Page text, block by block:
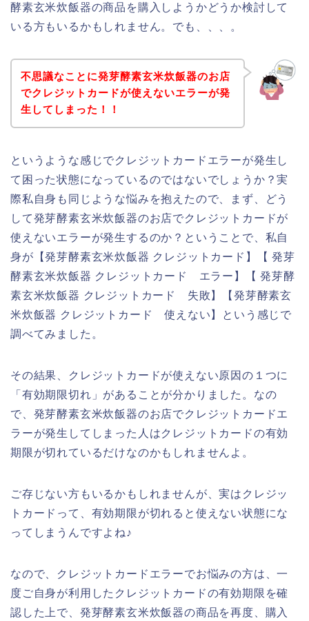
酵素玄米炊飯器の商品を購入しようかどうか検討して
いる方もいるかもしれません。でも、、、。
不思議なことに発芽酵素玄米炊飯器のお店
でクレジットカードが使えないエラーが発
生してしまった！！
というような感じでクレジットカードエラーが発生し
て困った状態になっているのではないでしょうか？実
際私自身も同じような悩みを抱えたので、まず、どう
して発芽酵素玄米炊飯器のお店でクレジットカードが
使えないエラーが発生するのか？ということで、私自
身が【発芽酵素玄米炊飯器 クレジットカード】【 発芽
酵素玄米炊飯器 クレジットカード エラー】【 発芽酵
素玄米炊飯器 クレジットカード 失敗】【発芽酵素玄
米炊飯器 クレジットカード 使えない】という感じで
調べてみました。
その結果、クレジットカードが使えない原因の１つに
「有効期限切れ」があることが分かりました。なの
で、発芽酵素玄米炊飯器のお店でクレジットカードエ
ラーが発生してしまった人はクレジットカードの有効
期限が切れているだけなのかもしれませんよ。
ご存じない方もいるかもしれませんが、実はクレジッ
トカードって、有効期限が切れると使えない状態にな
ってしまうんですよね♪
なので、クレジットカードエラーでお悩みの方は、一
度ご自身が利用したクレジットカードの有効期限を確
認した上で、発芽酵素玄米炊飯器の商品を再度、購入